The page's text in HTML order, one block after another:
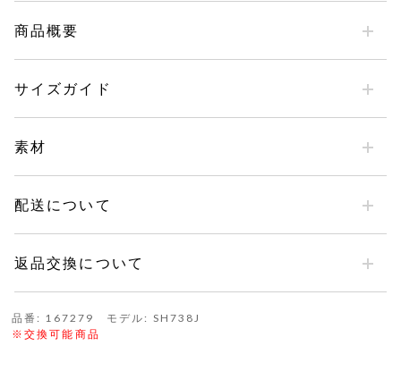
商品概要
サイズガイド
素材
配送について
返品交換について
品番: 167279 モデル: SH738J
※交換可能商品